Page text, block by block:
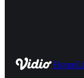
Home